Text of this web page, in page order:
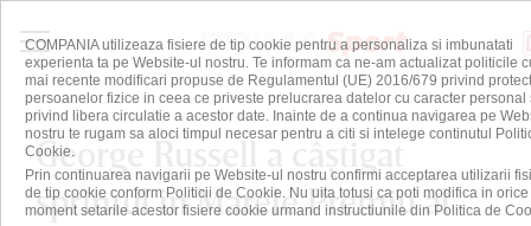
George Russell a câştigat
sprintul în Marele Premiu al
COMPANIA utilizeaza fisiere de tip cookie pentru a personaliza si imbunatati
experienta ta pe Website-ul nostru. Te informam ca ne-am actualizat politicile
mai recente modificari propuse de Regulamentul (UE) 2016/679 privind
persoanelor fizice in ceea ce priveste prelucrarea datelor cu caracter personal
privind libera circulatie a acestor date. Inainte de a continua navigarea pe
nostru te rugam sa aloci timpul necesar pentru a citi si intelege continutul
Cookie.
Prin continuarea navigarii pe Website-ul nostru confirmi acceptarea utilizarii
de tip cookie conform Politicii de Cookie. Nu uita totusi ca poti modifica in orice
moment setarile acestor fisiere cookie urmand instructiunile din Politica de